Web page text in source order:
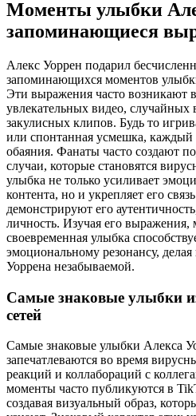
Моменты улыбки
запоминающиеся
Алекс Уоррен подарил
запоминающихся моментов
Эти выражения часто возникают
увлекательных видео, случайных
закулисных клипов. Будь то
или спонтанная усмешка, каждый
обаяния. Фанаты часто создают
случаи, которые становятся
улыбка не только усиливает
контента, но и укрепляет его
демонстрируют его
личность. Изучая его выражения,
своевременная улыбка
эмоциональному резонансу,
Уоррена незабываемой.
Самые знаковые улыбки
сетей
Самые знаковые улыбки Алекса
запечатлеваются во время
реакций и коллабораций с
моменты часто публикуются в
создавая визуальный образ,